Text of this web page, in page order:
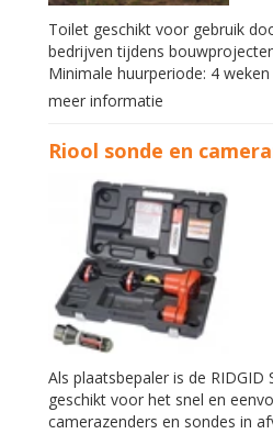
Toilet geschikt voor gebruik
bedrijven tijdens
Minimale huurperiode: 4 weken
meer informatie
Riool sonde en
Als plaatsbepaler is de RIDGID
geschikt voor het snel en
camerazenders en sondes in